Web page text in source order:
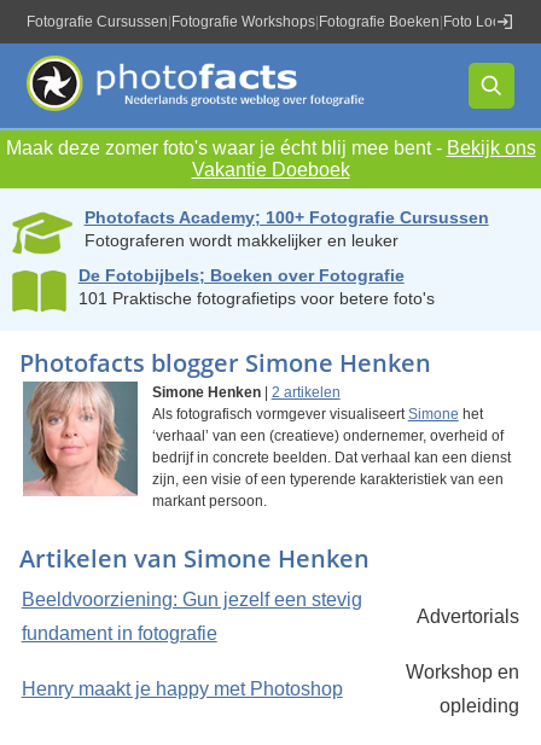
Fotografie Cursussen Fotografie Workshops Fotografie Boeken Foto Locaties
Maak deze zomer foto's waar je écht blij mee bent - Bekijk ons
Vakantie Doeboek
Photofacts Academy; 100+ Fotografie Cursussen
Fotograferen wordt makkelijker en leuker
De Fotobijbels; Boeken over Fotografie
101 Praktische fotografietips voor betere foto's
Photofacts blogger Simone Henken
Simone Henken| 2 artikelen
Als fotografisch vormgever visualiseertSimone het
‘verhaal’ van een (creatieve) ondernemer, overheid of
bedrijf in concrete beelden. Dat verhaal kan een dienst
zijn, een visie of een typerende karakteristiek van een
markant persoon.
Artikelen van Simone Henken
Beeldvoorziening: Gun jezelf een stevig
fundament in fotografie
Advertorials
Henry maakt je happy met Photoshop
Workshop en
opleiding